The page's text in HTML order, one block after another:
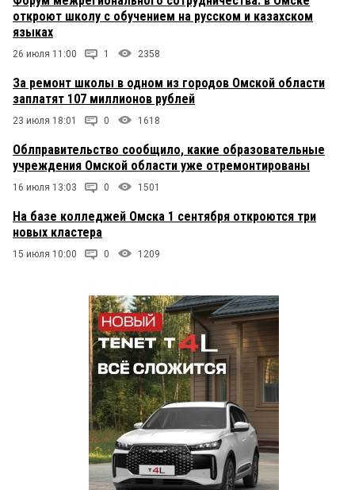
откроют школу с обучением на русском и казахском
языках
26 июля 11:00 1 2358
За ремонт школы в одном из городов Омской области
заплатят 107 миллионов рублей
23 июля 18:01 0 1618
Облправительство сообщило, какие образовательные
учреждения Омской области уже отремонтированы
16 июля 13:03 0 1501
На базе колледжей Омска 1 сентября откроются три
новых кластера
15 июля 10:00 0 1209